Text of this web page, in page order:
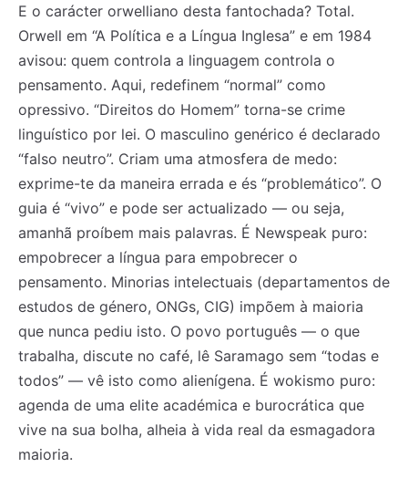
E o carácter orwelliano desta fantochada? Total.
Orwell em “A Política e a Língua Inglesa” e em 1984
avisou: quem controla a linguagem controla o
pensamento. Aqui, redefinem “normal” como
opressivo. “Direitos do Homem” torna-se crime
linguístico por lei. O masculino genérico é declarado
“falso neutro”. Criam uma atmosfera de medo:
exprime-te da maneira errada e és “problemático”. O
guia é “vivo” e pode ser actualizado — ou seja,
amanhã proíbem mais palavras. É Newspeak puro:
empobrecer a língua para empobrecer o
pensamento. Minorias intelectuais (departamentos de
estudos de género, ONGs, CIG) impõem à maioria
que nunca pediu isto. O povo português — o que
trabalha, discute no café, lê Saramago sem “todas e
todos” — vê isto como alienígena. É wokismo puro:
agenda de uma elite académica e burocrática que
vive na sua bolha, alheia à vida real da esmagadora
maioria.